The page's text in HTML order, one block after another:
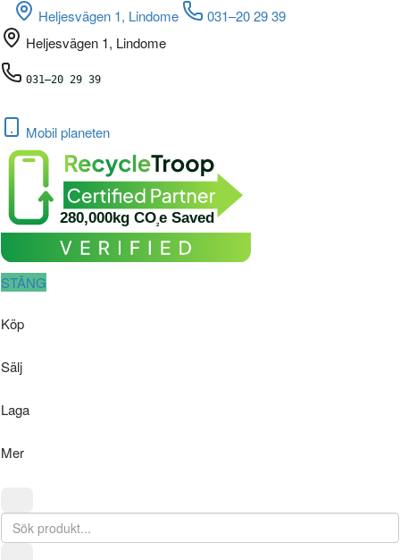
Heljesvägen 1, Lindome
031–20 29 39
Heljesvägen 1, Lindome
031–20 29 39
Mobilplaneten
280,000kg CO2e Saved
STÄNG
Köp
Sälj
Laga
Mer